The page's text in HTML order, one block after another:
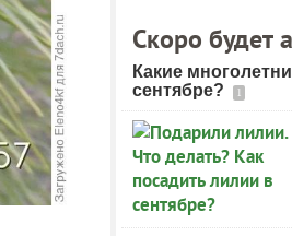
Скоро будет
Какие
сентябре?
1